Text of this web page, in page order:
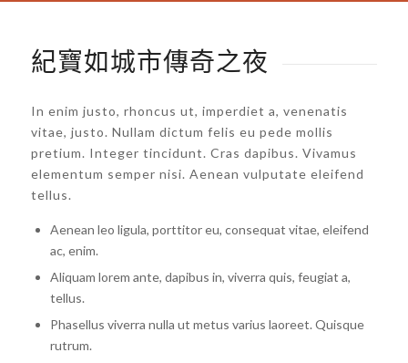
紀寶如城市傳奇之夜
In enim justo, rhoncus ut, imperdiet a, venenatis
vitae, justo. Nullam dictum felis eu pede mollis
pretium. Integer tincidunt. Cras dapibus. Vivamus
elementum semper nisi. Aenean vulputate eleifend
tellus.
Aenean leo ligula, porttitor eu, consequat vitae, eleifend
ac, enim.
Aliquam lorem ante, dapibus in, viverra quis, feugiat a,
tellus.
Phasellus viverra nulla ut metus varius laoreet. Quisque
rutrum.